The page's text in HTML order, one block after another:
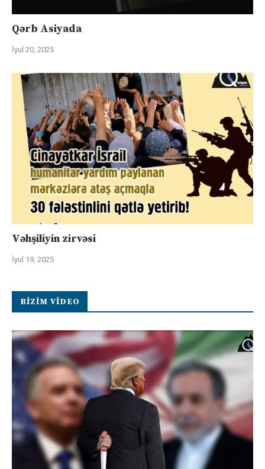
Qərb Asiyada
İyul 20, 2025
Vəhşiliyin zirvəsi
İyul 19, 2025
BIZIM VIDEO